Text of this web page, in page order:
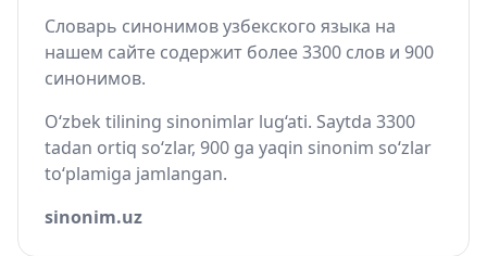
Словарь синонимов узбекского языка на
нашем сайте содержит более 3300 слов и 900
синонимов.
O‘zbek tilining sinonimlar lug‘ati. Saytda 3300
tadan ortiq so‘zlar, 900 ga yaqin sinonim so‘zlar
to‘plamiga jamlangan.
sinonim.uz